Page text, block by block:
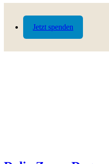
Jetzt spenden